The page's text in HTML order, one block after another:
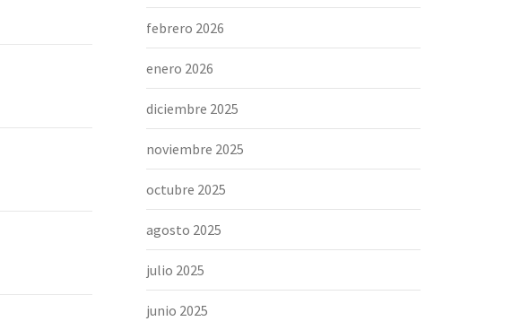
febrero 2026
enero 2026
diciembre 2025
noviembre 2025
octubre 2025
agosto 2025
julio 2025
junio 2025